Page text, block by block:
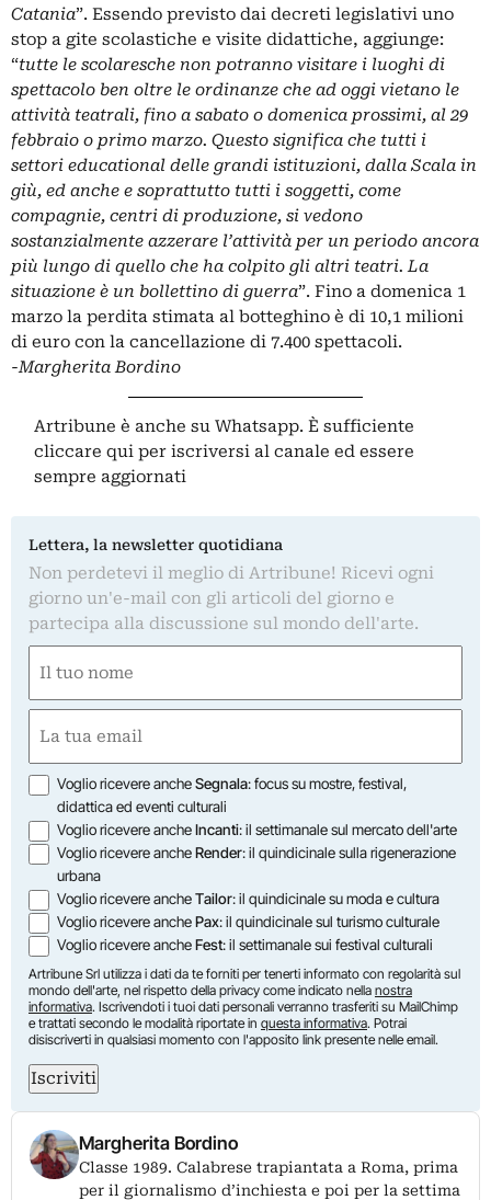
Catania”. Essendo previsto dai decreti legislativi uno
stop a gite scolastiche e visite didattiche, aggiunge:
“tutte le scolaresche non potranno visitare i luoghi di
spettacolo ben oltre le ordinanze che ad oggi vietano le
attività teatrali, fino a sabato o domenica prossimi, al 29
febbraio o primo marzo. Questo significa che tutti i
settori educational delle grandi istituzioni, dalla Scala in
giù, ed anche e soprattutto tutti i soggetti, come
compagnie, centri di produzione, si vedono
sostanzialmente azzerare l’attività per un periodo ancora
più lungo di quello che ha colpito gli altri teatri. La
situazione è un bollettino di guerra”. Fino a domenica 1
marzo la perdita stimata al botteghino è di 10,1 milioni
di euro con la cancellazione di 7.400 spettacoli.
-Margherita Bordino
Artribune è anche su Whatsapp. È sufficiente
cliccare qui per iscriversi al canale ed essere
sempre aggiornati
Lettera, la newsletter quotidiana
Non perdetevi il meglio di Artribune! Ricevi ogni
giorno un'e-mail con gli articoli del giorno e
partecipa alla discussione sul mondo dell'arte.
(Required)
First
(Required)
Opzioni
Voglio ricevere ancheSegnala: focus su mostre, festival,
didattica ed eventi culturali
Voglio ricevere ancheIncanti: il settimanale sul mercato dell'arte
Voglio ricevere ancheRender: il quindicinale sulla rigenerazione
urbana
Voglio ricevere ancheTailor: il quindicinale su moda e cultura
Voglio ricevere anchePax: il quindicinale sul turismo culturale
Voglio ricevere ancheFest: il settimanale sui festival culturali
Artribune Srl utilizza i dati da te forniti per tenerti informato con regolarità sul
mondo dell'arte, nel rispetto della privacy come indicato nella nostra
informativa. Iscrivendoti i tuoi dati personali verranno trasferiti su MailChimp
e trattati secondo le modalità riportate in questa informativa. Potrai
disiscriverti in qualsiasi momento con l'apposito link presente nelle email.
Iscriviti
Margherita Bordino
Classe 1989. Calabrese trapiantata a Roma, prima
per il giornalismo d’inchiesta e poi per la settima